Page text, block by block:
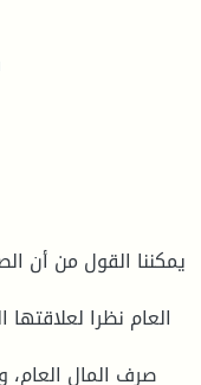
يمكننا القول من أن
العام نظرا لعلاقتها
صرف المال